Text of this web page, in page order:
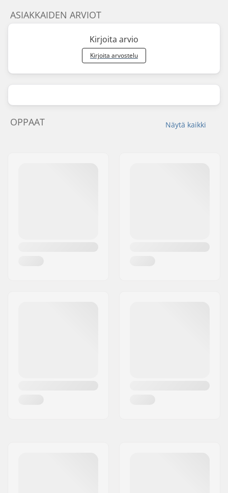
ASIAKKAIDEN ARVIOT
Kirjoita arvio
Kirjoita arvostelu
Näytä kaikki
OPPAAT